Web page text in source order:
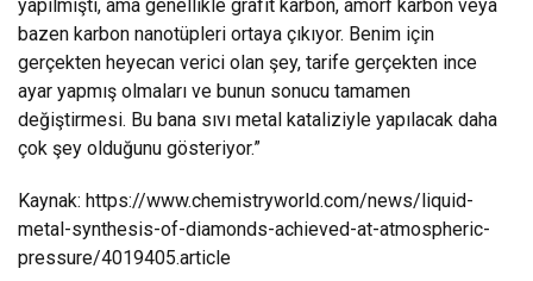
yapılmıştı, ama genellikle grafit karbon, amorf karbon veya
bazen karbon nanotüpleri ortaya çıkıyor. Benim için
gerçekten heyecan verici olan şey, tarife gerçekten ince
ayar yapmış olmaları ve bunun sonucu tamamen
değiştirmesi. Bu bana sıvı metal kataliziyle yapılacak daha
çok şey olduğunu gösteriyor.”
Kaynak: https://www.chemistryworld.com/news/liquid-
metal-synthesis-of-diamonds-achieved-at-atmospheric-
pressure/4019405.article